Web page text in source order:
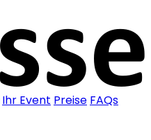
Ihr Event Preise FAQs